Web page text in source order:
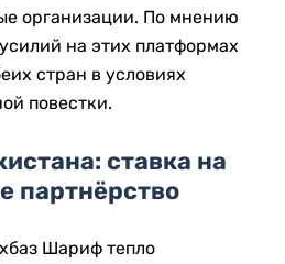
организации. По мнению
на этих платформах
стран в условиях
повестки.
ставка на
партнёрство
Шариф тепло